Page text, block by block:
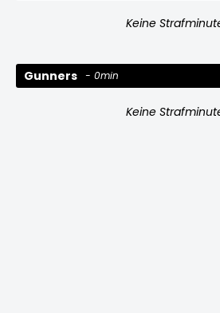
Keine
Gunners 0min
Keine